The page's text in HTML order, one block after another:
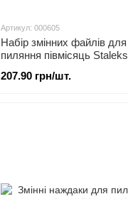
Артикул: 000605
Набір змінних файлів для
пиляння півмісяць Staleks
DFE-40-180w
207.90 грн/шт.